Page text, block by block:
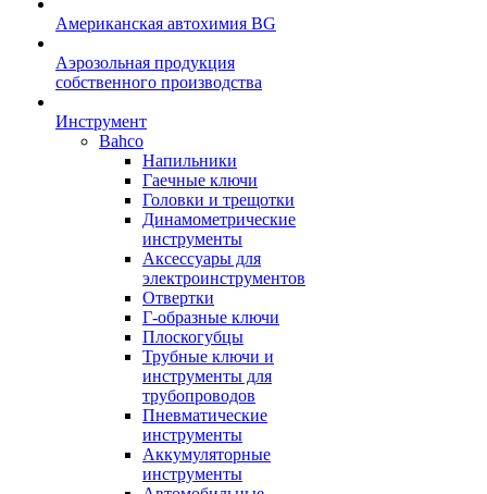
Американская автохимия BG
Аэрозольная продукция
собственного производства
Инструмент
Bahco
Напильники
Гаечные ключи
Головки и трещотки
Динамометрические
инструменты
Аксессуары для
электроинструментов
Отвертки
Г-образные ключи
Плоскогубцы
Трубные ключи и
инструменты для
трубопроводов
Пневматические
инструменты
Аккумуляторные
инструменты